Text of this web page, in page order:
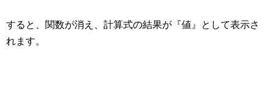
すると、関数が消え、計算式の結果が『値』として表示さ
れます。